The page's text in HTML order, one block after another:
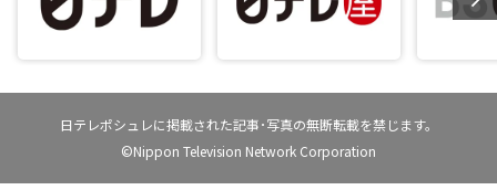
日テレポシュレに掲載された記事･写真の無断転載を禁じます。
©Nippon Television Network Corporation